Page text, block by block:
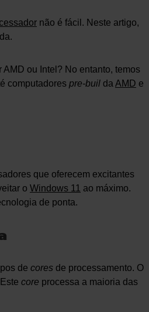
não é fácil. Neste artigo,
ou Intel? No entanto, temos
computadores pre-buil da AMD e
que oferecem excitantes
o Windows 11 ao máximo.
de ponta.
de cores de processamento. O
core processa a maioria das